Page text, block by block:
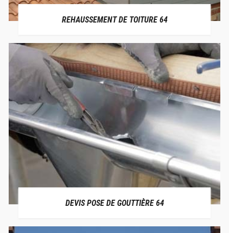
REHAUSSEMENT DE TOITURE 64
DEVIS POSE DE GOUTTIÈRE 64